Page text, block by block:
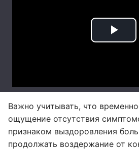
Важно учитывать, что
ощущение отсутствия
признаком выздоровления
продолжать воздержание от